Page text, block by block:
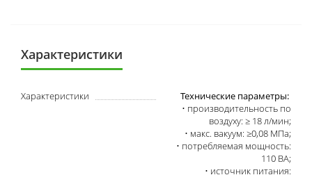
Характеристики
Характеристики
Технические параметры:
• производительность по
воздуху: ≥ 18 л/мин;
• макс. вакуум: ≥0,08 МПа;
• потребляемая мощность:
110 ВА;
• источник питания: